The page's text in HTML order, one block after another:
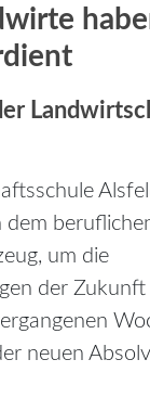
dem
um die
der
neuen